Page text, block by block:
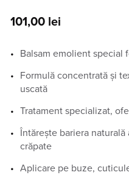
101,00 lei
Balsam emolient special
Formulă concentrată și
uscată
Tratament specializat,
Întărește bariera
crăpate
Aplicare pe buze,